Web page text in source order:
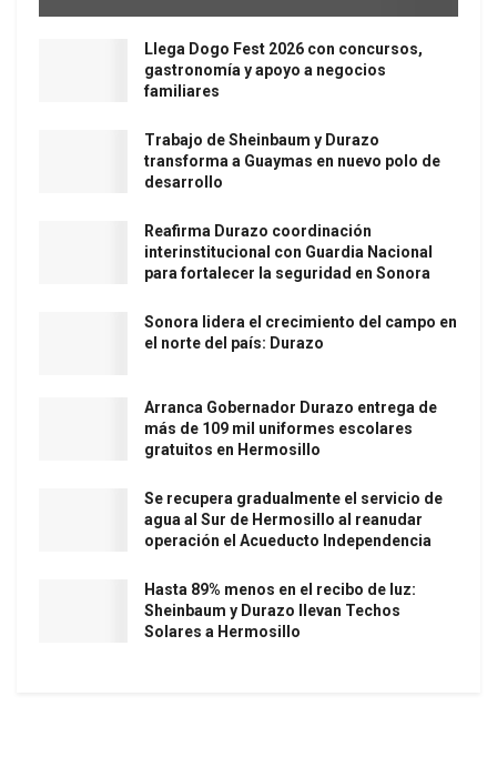
Llega Dogo Fest 2026 con concursos,
gastronomía y apoyo a negocios
familiares
Trabajo de Sheinbaum y Durazo
transforma a Guaymas en nuevo polo de
desarrollo
Reafirma Durazo coordinación
interinstitucional con Guardia Nacional
para fortalecer la seguridad en Sonora
Sonora lidera el crecimiento del campo en
el norte del país: Durazo
Arranca Gobernador Durazo entrega de
más de 109 mil uniformes escolares
gratuitos en Hermosillo
Se recupera gradualmente el servicio de
agua al Sur de Hermosillo al reanudar
operación el Acueducto Independencia
Hasta 89% menos en el recibo de luz:
Sheinbaum y Durazo llevan Techos
Solares a Hermosillo